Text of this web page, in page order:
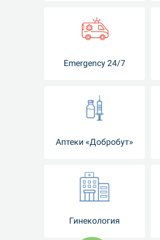
Emergency 24/7
Аптеки «Добробут»
Гинекология